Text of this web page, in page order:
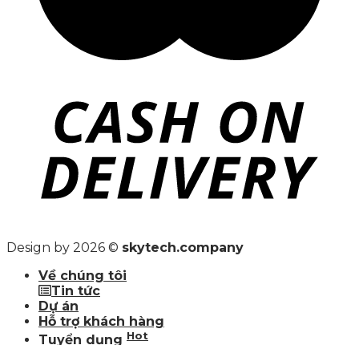
Design by 2026 © skytech.company
Về chúng tôi
Tin tức
Dự án
Hỗ trợ khách hàng
Tuyển dụng Hot